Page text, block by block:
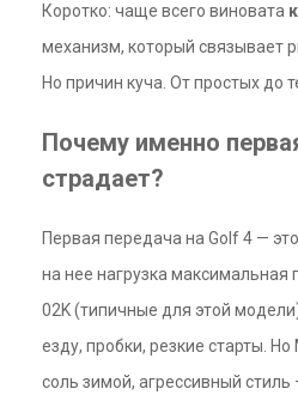
Коротко: чаще всего виновата
механизм, который связывает
Но причин куча. От простых до
Почему именно
страдает?
Первая передача на Golf 4 —
на нее нагрузка максимальная
02K (типичные для этой
езду, пробки, резкие старты.
соль зимой, агрессивный стиль